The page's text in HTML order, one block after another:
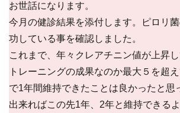
お世話になります。
今月の健診結果を添付します。ピロリ
功している事を確認しました。
これまで、年々クレアチニン値が上昇
トレーニングの成果なのか最大５を超
で1年間維持できたことは良かったと思
出来ればこの先1年、2年と維持できる